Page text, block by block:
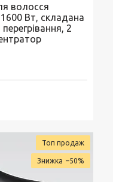
волосся
Вт, складана
2
Топ продаж
–50%